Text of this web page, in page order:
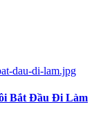
Bắt Đầu Đi Làm